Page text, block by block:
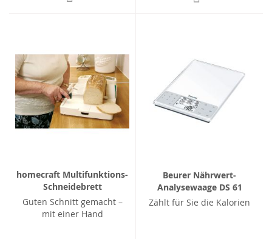
homecraft Multifunktions-
Schneidebrett
Guten Schnitt gemacht –
mit einer Hand
Beurer Nährwert-
Analysewaage DS 61
Zählt für Sie die Kalorien